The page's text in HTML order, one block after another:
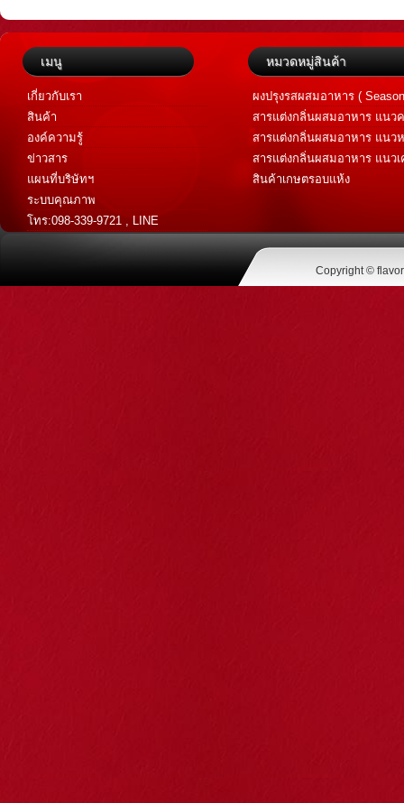
เมนู
เกี่ยวกับเรา
สินค้า
องค์ความรู้
ข่าวสาร
แผนที่บริษัทฯ
ระบบคุณภาพ
โทร:098-339-9721 , LINE
@flavoraromatic
หมวดหมู่สินค้า
ผงปรุงรสผสมอาหาร (
สารแต่งกลิ่นผสมอาหาร แนว
Savory Flavor )
สารแต่งกลิ่นผสมอาหาร แนว
Sweet Flavor )
สารแต่งกลิ่นผสมอาหาร แนวเ
เทศ (Spice Flavor)
สินค้าเกษตรอบแห้ง
Copyright ©